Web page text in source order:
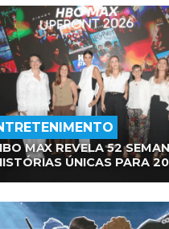
MAX REVELA 52
ÚNICAS PARA